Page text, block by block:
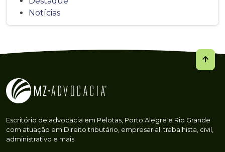
Notícias
Escritório de advocacia em Pelotas, Porto Alegre e Rio Grande
com atuação em Direito tributário, empresarial, trabalhista, civil,
administrativo e mais.